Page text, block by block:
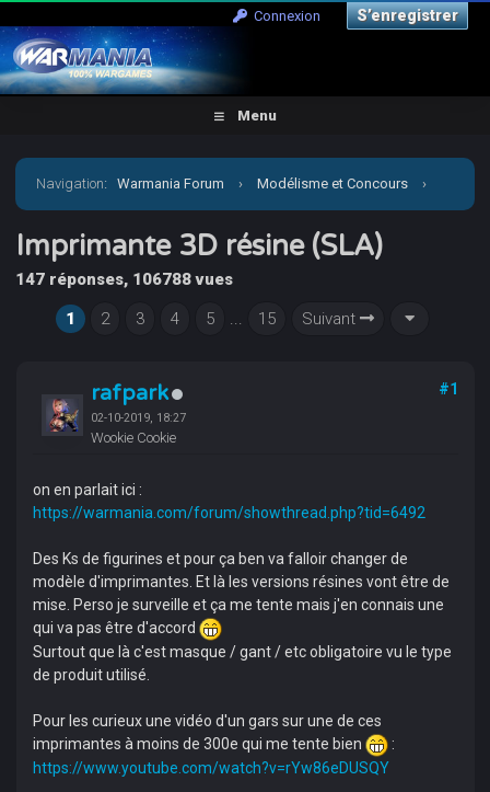
Connexion S’enregistrer
Menu
Navigation:Warmania Forum › Modélisme et Concours ›
Aide, Tutos, Impression 3D Imprimante 3D résine (SLA)
Imprimante 3D résine (SLA)
147 réponses, 106788 vues
1
2 3 4 5 ... 15 Suivant
rafpark
02-10-2019, 18:27
Wookie Cookie
#1
on en parlait ici :
https://warmania.com/forum/showthread.php?tid=6492
Des Ks de figurines et pour ça ben va falloir changer de
modèle d'imprimantes. Et là les versions résines vont être de
mise. Perso je surveille et ça me tente mais j'en connais une
qui va pas être d'accord
Surtout que là c'est masque / gant / etc obligatoire vu le type
de produit utilisé.
Pour les curieux une vidéo d'un gars sur une de ces
imprimantes à moins de 300e qui me tente bien
:
https://www.youtube.com/watch?v=rYw86eDUSQY